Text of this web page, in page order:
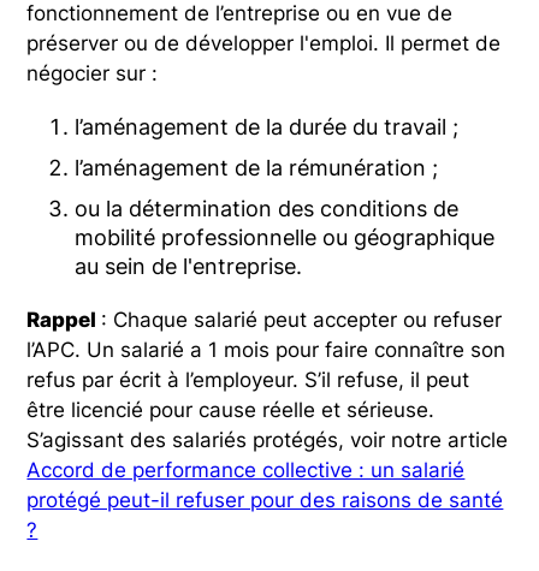
fonctionnement de l’entreprise ou en vue de
préserver ou de développer l'emploi. Il permet de
négocier sur :
l’aménagement de la durée du travail ;
l’aménagement de la rémunération ;
ou la détermination des conditions de
mobilité professionnelle ou géographique
au sein de l'entreprise.
Rappel : Chaque salarié peut accepter ou refuser
l’APC. Un salarié a 1 mois pour faire connaître son
refus par écrit à l’employeur. S’il refuse, il peut
être licencié pour cause réelle et sérieuse.
S’agissant des salariés protégés, voir notre article
Accord de performance collective : un salarié
protégé peut-il refuser pour des raisons de santé
?